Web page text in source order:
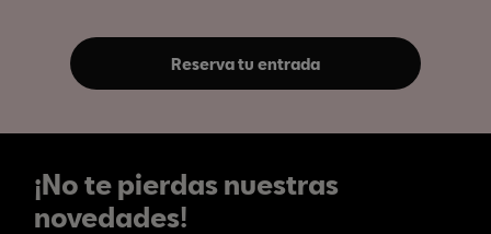
Reserva tu entrada
¡No te pierdas nuestras
novedades!